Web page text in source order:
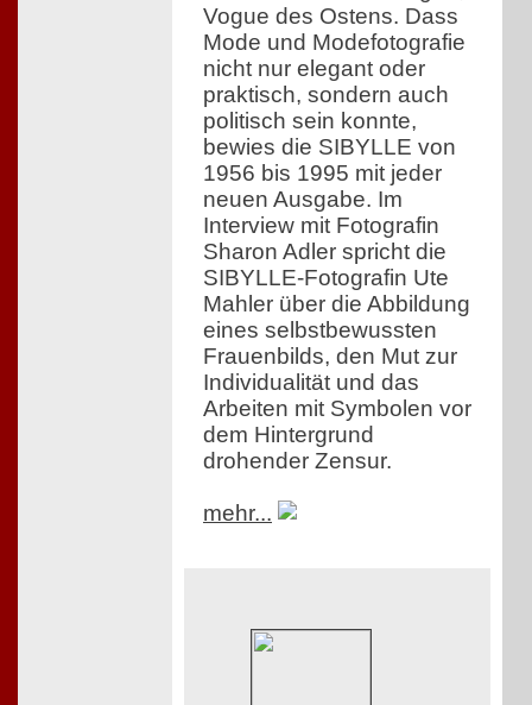
Vogue des Ostens. Dass
Mode und Modefotografie
nicht nur elegant oder
praktisch, sondern auch
politisch sein konnte,
bewies die SIBYLLE von
1956 bis 1995 mit jeder
neuen Ausgabe. Im
Interview mit Fotografin
Sharon Adler spricht die
SIBYLLE-Fotografin Ute
Mahler über die Abbildung
eines selbstbewussten
Frauenbilds, den Mut zur
Individualität und das
Arbeiten mit Symbolen vor
dem Hintergrund
drohender Zensur.
mehr...